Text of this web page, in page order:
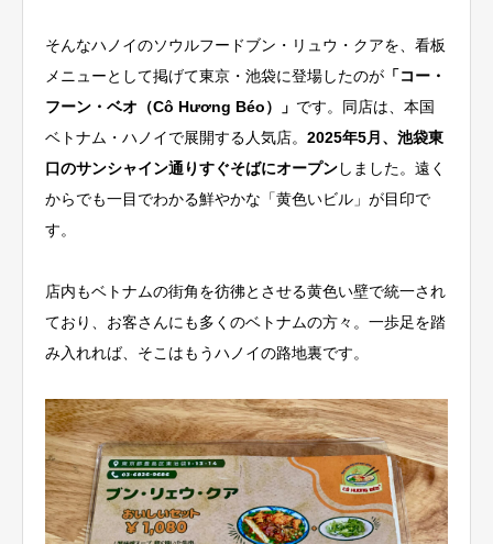
そんなハノイのソウルフードブン・リュウ・クアを、看板
メニューとして掲げて東京・池袋に登場したのが 「コー・
フーン・ベオ（Cô Hương Béo）」 です。同店は、本国
ベトナム・ハノイで展開する人気店。 2025年5月、池袋東
口のサンシャイン通りすぐそばにオープンしました。遠く
からでも一目でわかる鮮やかな「黄色いビル」が目印で
す。
店内もベトナムの街角を彷彿とさせる黄色い壁で統一され
ており、お客さんにも多くのベトナムの方々。一歩足を踏
み入れれば、そこはもうハノイの路地裏です。